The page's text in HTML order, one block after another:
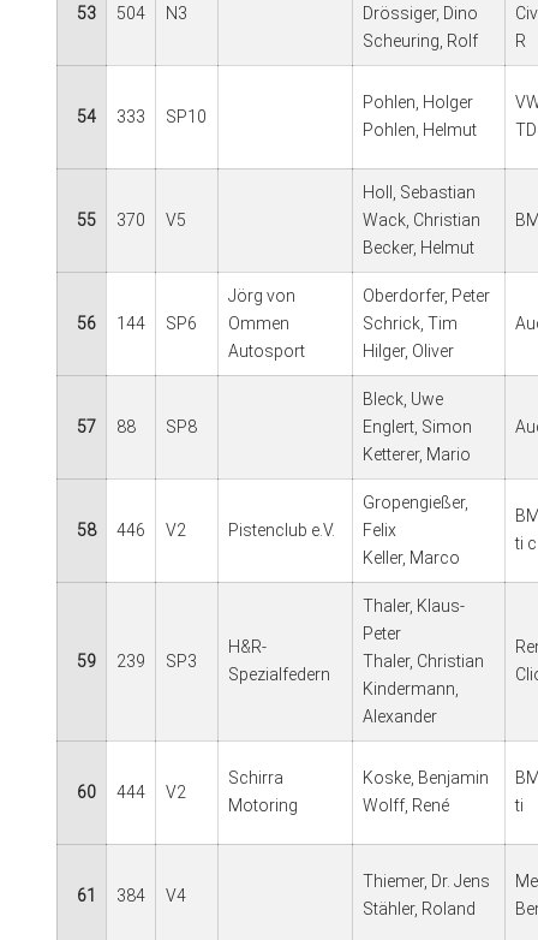
53 504 N3
Drössiger, Dino
Scheuring, Rolf
R
54 333 SP10
Pohlen, Holger
Pohlen, Helmut
55 370 V5
Holl, Sebastian
Wack, Christian
Becker, Helmut
56 144 SP6
Jörg von
Ommen
Autosport
Oberdorfer, Peter
Schrick, Tim
Hilger, Oliver
57 88 SP8
Bleck, Uwe
Englert, Simon
Ketterer, Mario
58 446 V2 Pistenclub e.V.
Gropengießer,
Felix
Keller, Marco
ti
59 239 SP3
H&R-
Spezialfedern
Thaler, Klaus-
Peter
Thaler, Christian
Kindermann,
Alexander
60 444 V2
Schirra
Motoring
Koske, Benjamin
Wolff, René
ti
61 384 V4
Thiemer, Dr. Jens
Stähler, Roland